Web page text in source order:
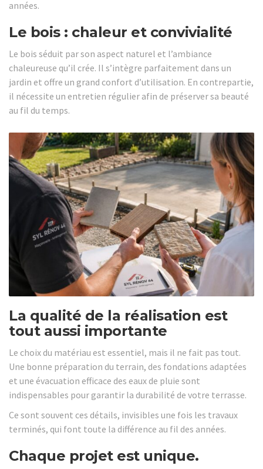
années.
Le bois : chaleur et convivialité
Le bois séduit par son aspect naturel et l’ambiance
chaleureuse qu’il crée. Il s’intègre parfaitement dans un
jardin et offre un grand confort d’utilisation. En contrepartie,
il nécessite un entretien régulier afin de préserver sa beauté
au fil du temps.
La qualité de la réalisation est
tout aussi importante
Le choix du matériau est essentiel, mais il ne fait pas tout.
Une bonne préparation du terrain, des fondations adaptées
et une évacuation efficace des eaux de pluie sont
indispensables pour garantir la durabilité de votre terrasse.
Ce sont souvent ces détails, invisibles une fois les travaux
terminés, qui font toute la différence au fil des années.
Chaque projet est unique.